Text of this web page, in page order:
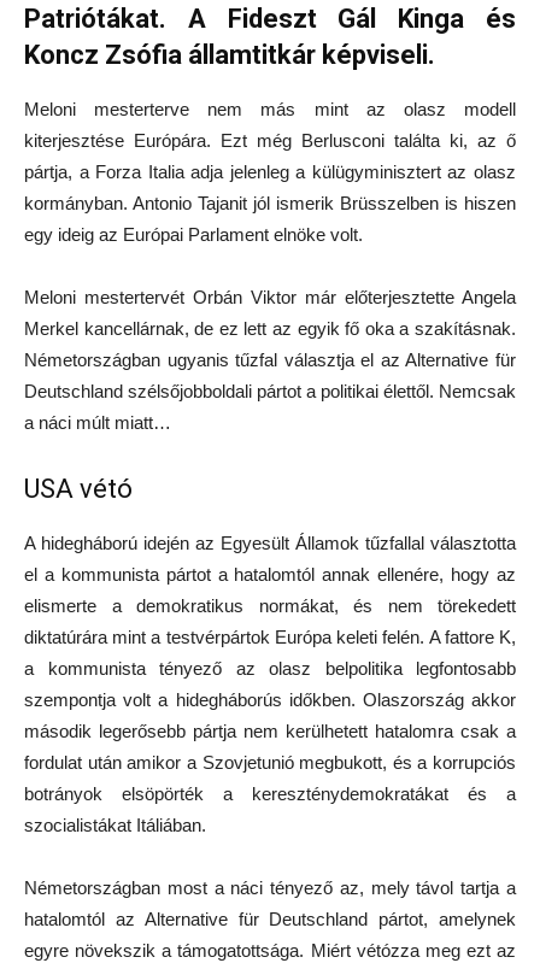
Patriótákat. A Fideszt Gál Kinga és
Koncz Zsófia államtitkár képviseli.
Meloni mesterterve nem más mint az olasz modell
kiterjesztése Európára. Ezt még Berlusconi találta ki, az ő
pártja, a Forza Italia adja jelenleg a külügyminisztert az olasz
kormányban. Antonio Tajanit jól ismerik Brüsszelben is hiszen
egy ideig az Európai Parlament elnöke volt.
Meloni mestertervét Orbán Viktor már előterjesztette Angela
Merkel kancellárnak, de ez lett az egyik fő oka a szakításnak.
Németországban ugyanis tűzfal választja el az Alternative für
Deutschland szélsőjobboldali pártot a politikai élettől. Nemcsak
a náci múlt miatt…
USA vétó
A hidegháború idején az Egyesült Államok tűzfallal választotta
el a kommunista pártot a hatalomtól annak ellenére, hogy az
elismerte a demokratikus normákat, és nem törekedett
diktatúrára mint a testvérpártok Európa keleti felén. A fattore K,
a kommunista tényező az olasz belpolitika legfontosabb
szempontja volt a hidegháborús időkben. Olaszország akkor
második legerősebb pártja nem kerülhetett hatalomra csak a
fordulat után amikor a Szovjetunió megbukott, és a korrupciós
botrányok elsöpörték a kereszténydemokratákat és a
szocialistákat Itáliában.
Németországban most a náci tényező az, mely távol tartja a
hatalomtól az Alternative für Deutschland pártot, amelynek
egyre növekszik a támogatottsága. Miért vétózza meg ezt az